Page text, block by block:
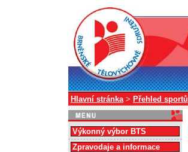
Hlavní stránka> Přehled sportů
Výkonný výbor BTS
Zpravodaje a informace